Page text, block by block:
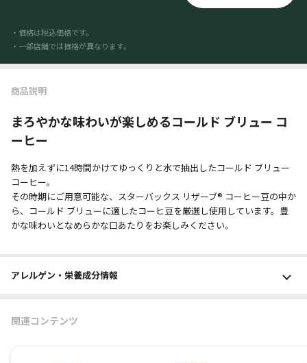
・価格は税込価格です。
・一部店舗では価格が異なります。
商品説明
まろやかな味わいが楽しめるコールド ブリュー コ
ーヒー
熱を加えずに14時間かけてゆっくりと水で抽出したコールド ブリュー
コーヒー。
その時期にご用意可能な、スターバックス リザーブ® コーヒー豆の中か
ら、コールド ブリューに適したコーヒ豆を厳選し使用しています。豊
かな味わいとなめらかな口あたりをお楽しみください。
アレルゲン・栄養成分情報
関連コンテンツ